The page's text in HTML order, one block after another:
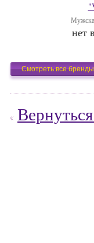
нет
Смотреть все бренды